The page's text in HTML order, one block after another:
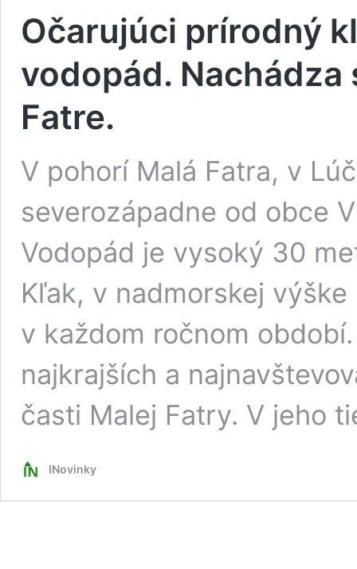
Očarujúci prírodný
vodopád. Nachádza
Fatre.
V pohorí Malá Fatra, v
severozápadne od obce
Vodopád je vysoký 30
Kľak, v nadmorskej
v každom ročnom
najkrajších a
časti Malej Fatry. V jeho
INovinky